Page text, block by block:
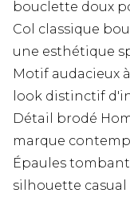
bouclette doux
Col classique
une esthétique
Motif audacieux
look distinctif
Détail brodé
marque
Épaules
silhouette